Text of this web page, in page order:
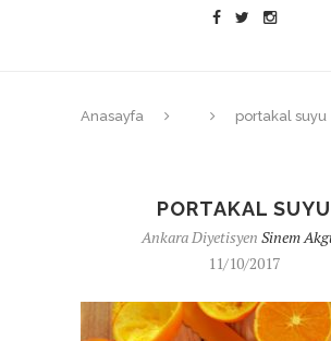
Anasayfa portakal suyu
PORTAKAL SUYU
Ankara Diyetisyen Sinem
11/10/2017